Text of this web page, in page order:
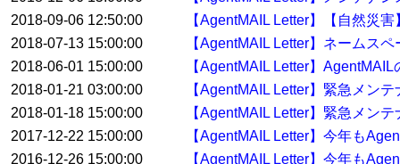
2018-09-06 12:50:00
【AgentMAIL Letter】【自然災
2018-07-13 15:00:00
【AgentMAIL Letter】ネームス
2018-06-01 15:00:00
【AgentMAIL Letter】
2018-01-21 03:00:00
【AgentMAIL Letter】緊急メン
2018-01-18 15:00:00
【AgentMAIL Letter】緊急メン
2017-12-22 15:00:00
【AgentMAIL Letter】今年も
2016-12-26 15:00:00
【AgentMAIL Letter】今年も